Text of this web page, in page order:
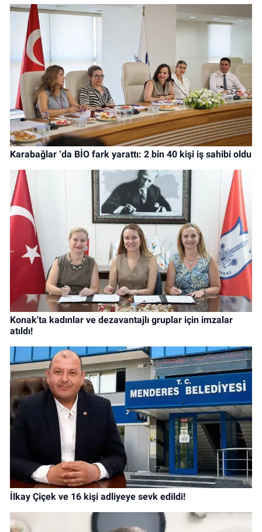
Karabağlar ‘da BİO fark yarattı: 2 bin 40 kişi iş sahibi oldu
Konak'ta kadınlar ve dezavantajlı gruplar için imzalar
atıldı!
İlkay Çiçek ve 16 kişi adliyeye sevk edildi!